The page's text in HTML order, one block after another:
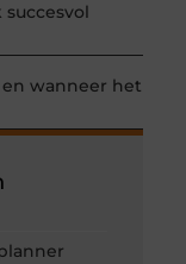
wanneer het